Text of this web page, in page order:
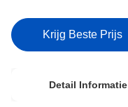
Krijg Beste Prijs
Detail Informatie